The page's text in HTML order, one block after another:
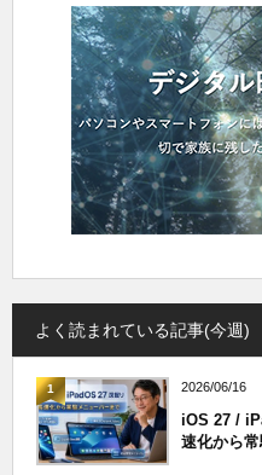
よく読まれている記事(今週)
1 2026/06/16
iOS 27 /
速化から